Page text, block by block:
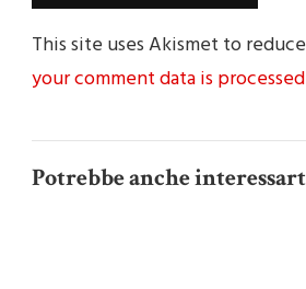
This site uses Akismet to
your comment data is
Potrebbe anche